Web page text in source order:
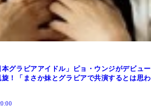
本グラビアアイドル」ピョ・ウンジがデビュー
旋！「まさか妹とグラビアで共演するとは思わ